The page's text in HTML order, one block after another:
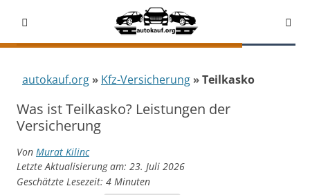
autokauf.org Kfz-Versicherung Teilkasko
Was ist Teilkasko? Leistungen der
Versicherung
Von Murat Kilinc
Letzte Aktualisierung am: 23. Juli 2026
Geschätzte Lesezeit: 4 Minuten